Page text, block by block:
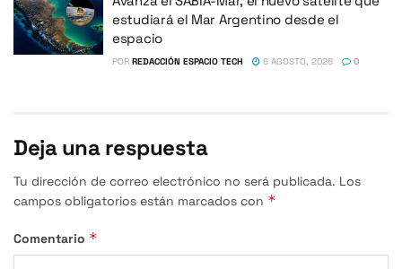
estudiará el Mar Argentino desde el
espacio
POR REDACCIÓN ESPACIO TECH 6 AGOSTO, 2026 0
Deja una respuesta
Tu dirección de correo electrónico no será publicada. Los
campos obligatorios están marcados con *
Comentario *